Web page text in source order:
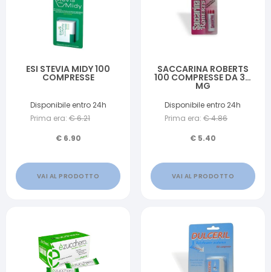
ESI STEVIA MIDY 100
COMPRESSE
Disponibile entro 24h
Prima era: €6.21
€ 6.90
VAI AL PRODOTTO
SACCARINA ROBERTS
100 COMPRESSE DA 30
MG
Disponibile entro 24h
Prima era: €4.86
€ 5.40
VAI AL PRODOTTO